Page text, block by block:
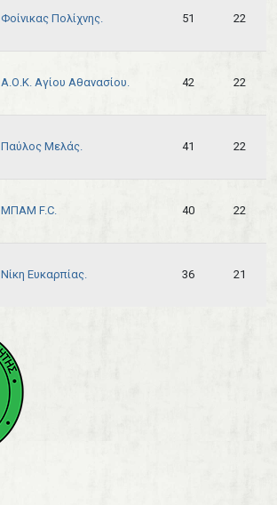
Φοίνικας Πολίχνης. 51 22
Α.Ο.Κ. Αγίου Αθανασίου. 42 22
Παύλος Μελάς. 41 22
ΜΠΑΜ F.C. 40 22
Νίκη Ευκαρπίας. 36 21